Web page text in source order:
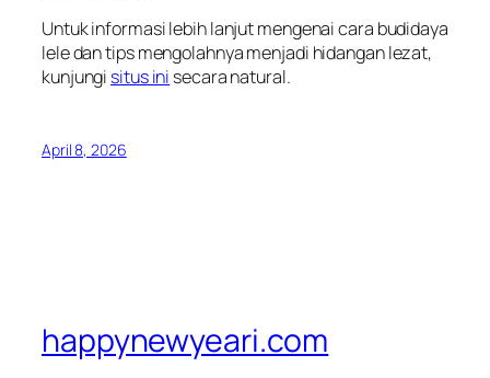
Untuk informasi lebih lanjut mengenai cara budidaya
lele dan tips mengolahnya menjadi hidangan lezat,
kunjungi situs ini secara natural.
April 8, 2026
happynewyeari.com